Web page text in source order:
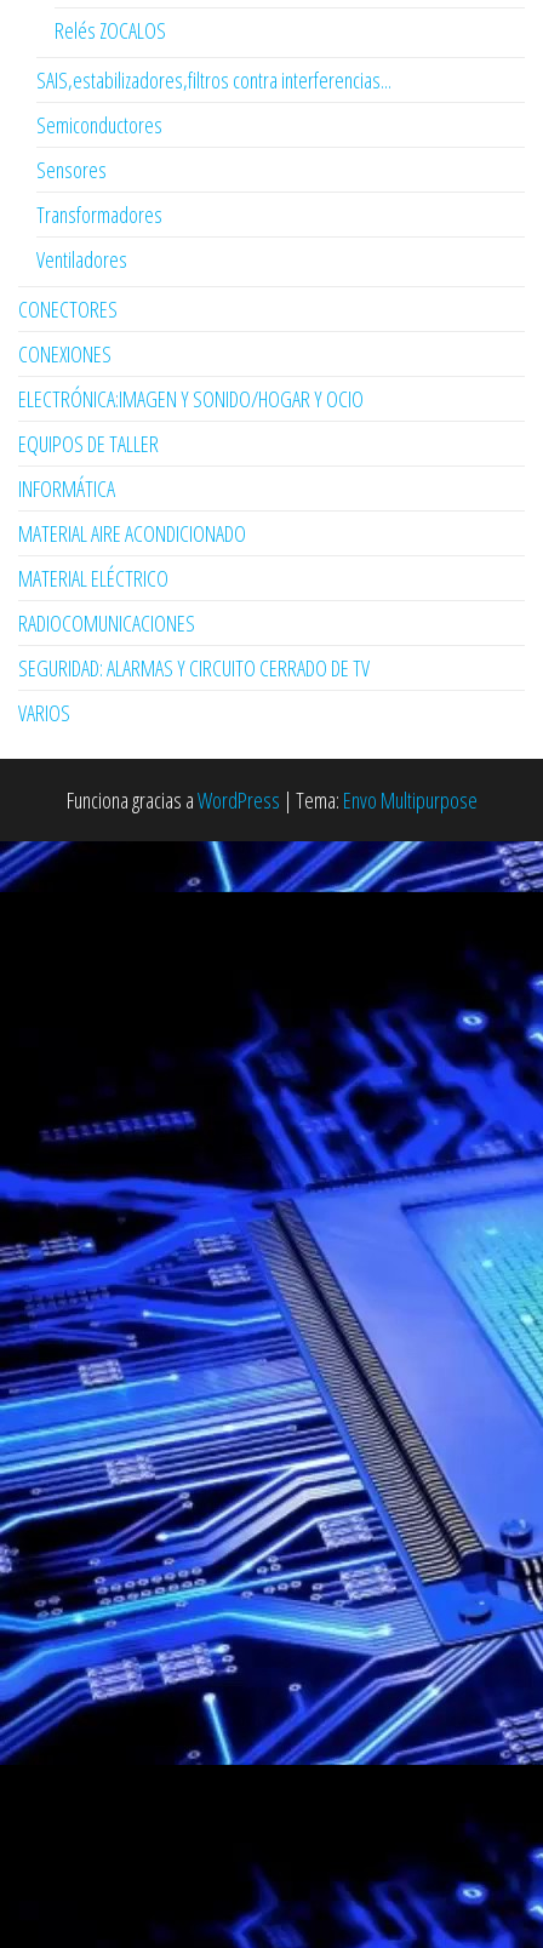
Relés ZOCALOS
SAIS,estabilizadores,filtros contra interferencias...
Semiconductores
Sensores
Transformadores
Ventiladores
CONECTORES
CONEXIONES
ELECTRÓNICA:IMAGEN Y SONIDO/HOGAR Y OCIO
EQUIPOS DE TALLER
INFORMÁTICA
MATERIAL AIRE ACONDICIONADO
MATERIAL ELÉCTRICO
RADIOCOMUNICACIONES
SEGURIDAD: ALARMAS Y CIRCUITO CERRADO DE TV
VARIOS
Funciona gracias aWordPress | Tema: Envo Multipurpose